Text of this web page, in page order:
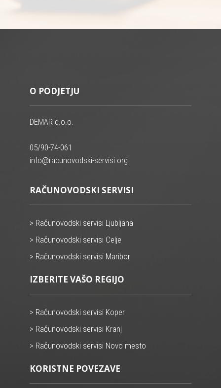
O PODJETJU
DEMAR d.o.o.
05/90-74-061
info@racunovodski-servisi.org
RAČUNOVODSKI SERVISI
> Računovodski servisi Ljubljana
> Računovodski servisi Celje
> Računovodski servisi Maribor
IZBERITE VAŠO REGIJO
> Računovodski servisi Koper
> Računovodski servisi Kranj
> Računovodski servisi Novo mesto
KORISTNE POVEZAVE